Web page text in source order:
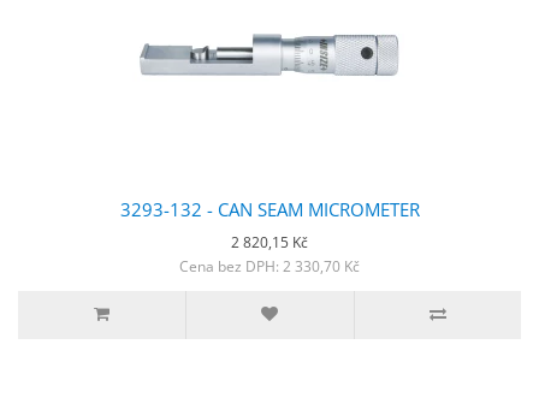
3293-132 - CAN SEAM MICROMETER
2 820,15 Kč
Cena bez DPH: 2 330,70 Kč